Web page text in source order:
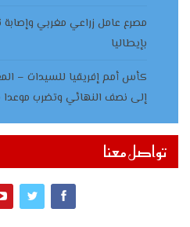
مصرع عامل زراعي مغربي وإصابة
بإيطاليا
إلى نصف النهائي وتضرب موعدا
تواصل معنا